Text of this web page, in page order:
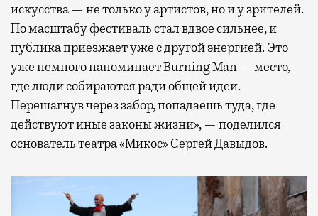
искусства — не только у артистов, но и у зрителей.
По масштабу фестиваль стал вдвое сильнее, и
публика приезжает уже с другой энергией. Это
уже немного напоминает Burning Man — место,
где люди собираются ради общей идеи.
Перешагнув через забор, попадаешь туда, где
действуют иные законы жизни», — поделился
основатель театра «Микос» Сергей Давыдов.